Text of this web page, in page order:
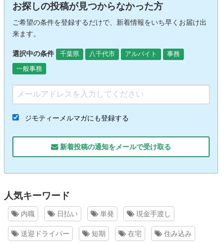
お探しの投稿が見つからなかった方
ご希望の条件を登録するだけで、新着情報をいち早くお届け出
来ます。
選択中の条件 千葉県 八千代市 アルバイト
事務
一般事務
ジモティーメルマガにも登録する
新着投稿の通知をメールで受け取る
人気キーワード
内職 日払い 単発 現金手渡し
送迎ドライバー 短期 在宅 住み込み